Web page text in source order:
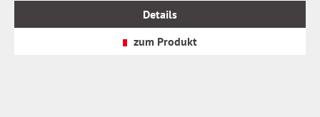
Details
zum Produkt